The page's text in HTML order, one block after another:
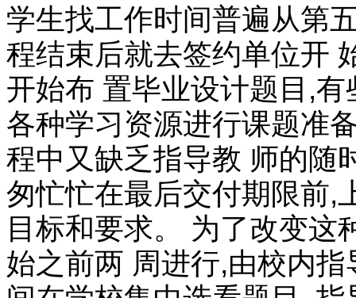
学生找工作时间普遍从第
程结束后就去签约单位开
开始布 置毕业设计题目,
各种学习资源进行课题准
程中又缺乏指导教 师的随
匆忙忙在最后交付期限前,
目标和要求。 为了改变这
始之前两 周进行,由校内